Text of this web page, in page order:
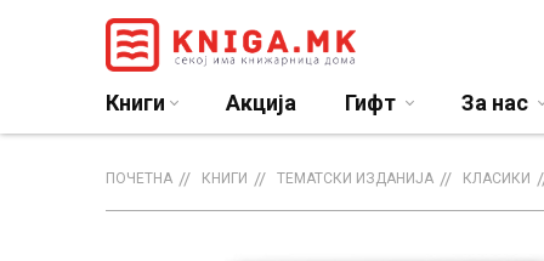
Книги Акција Гифт За нас
ПОЧЕТНА КНИГИ ТЕМАТСКИ ИЗДАНИЈА КЛАСИКИ